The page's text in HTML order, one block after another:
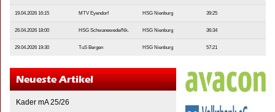
19.04.2026 16:15 MTV Eyendorf HSG Nienburg 39:25
26.04.2026 18:00 HSG Schwanewede/Nk. HSG Nienburg 36:34
29.04.2026 19:30 TuS Bergen HSG Nienburg 57:21
Neueste Artikel
Kader mA 25/26